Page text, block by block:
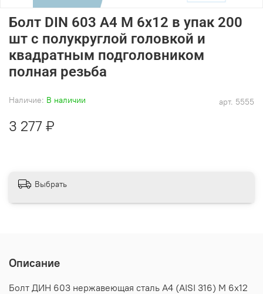
арт. 5555
Наличие: В наличии
Болт DIN 603 А4 M 6х12 в упак 200
шт с полукруглой головкой и
квадратным подголовником
полная резьба
3 277 ₽
Выбрать
Описание
Болт ДИН 603 нержавеющая сталь А4 (AISI 316) M 6х12